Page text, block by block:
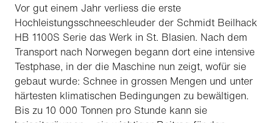
Vor gut einem Jahr verliess die erste
Hochleistungsschneeschleuder der Schmidt Beilhack
HB 1100S Serie das Werk in St. Blasien. Nach dem
Transport nach Norwegen begann dort eine intensive
Testphase, in der die Maschine nun zeigt, wofür sie
gebaut wurde: Schnee in grossen Mengen und unter
härtesten klimatischen Bedingungen zu bewältigen.
Bis zu 10 000 Tonnen pro Stunde kann sie